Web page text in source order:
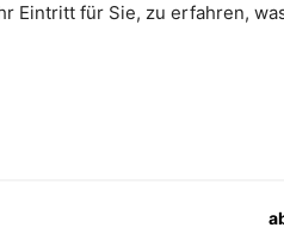
Eintritt für Sie, zu erfahren,